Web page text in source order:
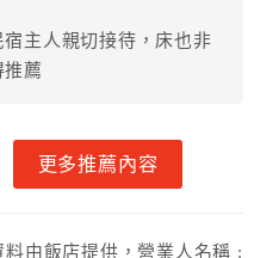
小於原訂單費用總計時，
原訂飯店
費用扣除總計0%為手續費
費用扣除總計20%為手續費
主人親切接待，床也非
薦
更多推薦內容
料由飯店提供，營業人名稱 :